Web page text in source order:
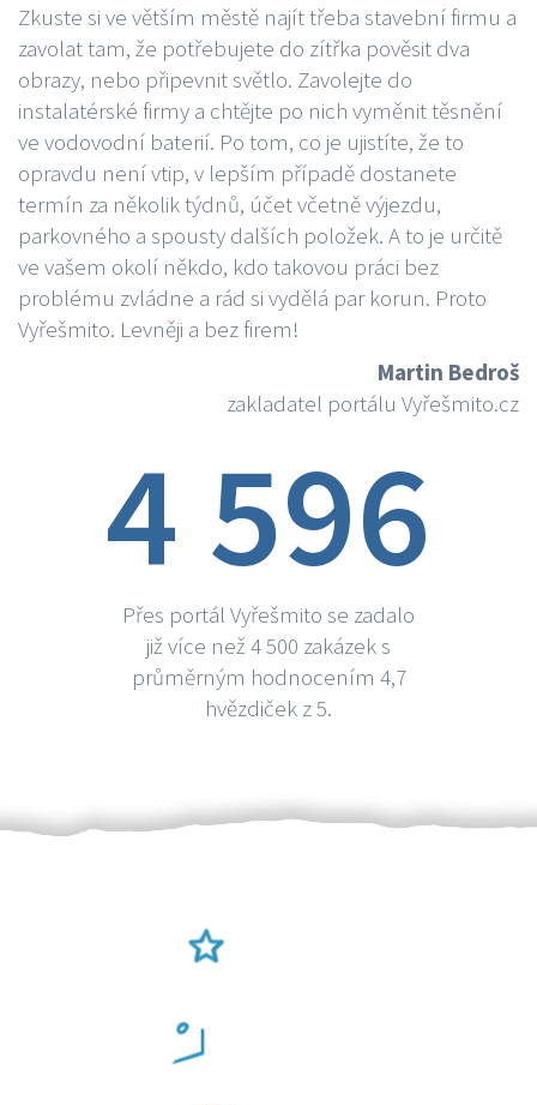
Zkuste si ve větším městě najít třeba stavební firmu a
zavolat tam, že potřebujete do zítřka pověsit dva
obrazy, nebo připevnit světlo. Zavolejte do
instalatérské firmy a chtějte po nich vyměnit těsnění
ve vodovodní baterií. Po tom, co je ujistíte, že to
opravdu není vtip, v lepším případě dostanete
termín za několik týdnů, účet včetně výjezdu,
parkovného a spousty dalších položek. A to je určitě
ve vašem okolí někdo, kdo takovou práci bez
problému zvládne a rád si vydělá par korun. Proto
Vyřešmito. Levněji a bez firem!
Martin Bedroš
zakladatel portálu Vyřešmito.cz
4 596
Přes portál Vyřešmito se zadalo
již více než 4 500 zakázek s
průměrným hodnocením 4,7
hvězdiček z 5.